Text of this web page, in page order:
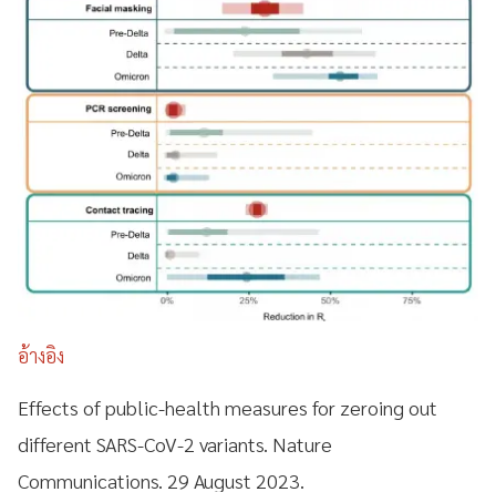
อ้างอิง
Effects of public-health measures for zeroing out
different SARS-CoV-2 variants. Nature
Communications. 29 August 2023.